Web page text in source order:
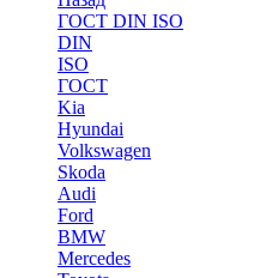
ГОСТ DIN ISO
DIN
ISO
ГОСТ
Kia
Hyundai
Volkswagen
Skoda
Audi
Ford
BMW
Mercedes